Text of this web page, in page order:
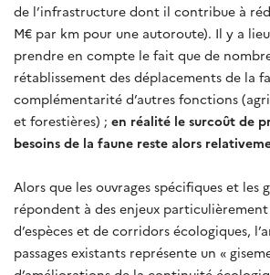
de l’infrastructure dont il contribue à
M€ par km pour une autoroute). Il y a
prendre en compte le fait que de
rétablissement des déplacements de la
complémentarité d’autres fonctions
et forestières) ; en réalité le surcoût de
besoins de la faune reste alors
Alors que les ouvrages spécifiques et les
répondent à des enjeux
d’espèces et de corridors écologiques,
passages existants représente un «